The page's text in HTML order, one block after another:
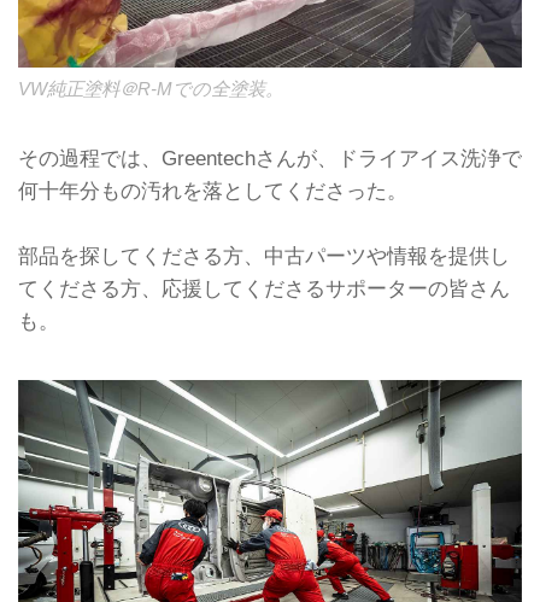
VW純正塗料＠R-Mでの全塗装。
その過程では、Greentechさんが、ドライアイス洗浄で
何十年分もの汚れを落としてくださった。
部品を探してくださる方、中古パーツや情報を提供し
てくださる方、応援してくださるサポーターの皆さん
も。